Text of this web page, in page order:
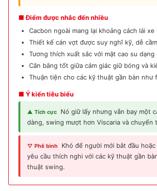
■ Điểm được nhắc đến nhiều
Cacbon ngoài mang lại khoảng cách lái
Thiết kế cán vợt được suy nghĩ kỹ, dễ
Tương thích xuất sắc với mặt cao su dạng
Cân bằng tốt giữa cảm giác giữ bóng và
Thuận tiện cho các kỹ thuật gần bàn như
■ Ý kiến tiêu biểu
▲ Tích cực
Nó giữ lấy nhưng vẫn bay một
dàng, swing mượt hơn Viscaria và chuyển
▽ Phê bình
Khó để người mới bắt đầu
yêu cầu thích nghi với các kỹ thuật gần
thuật swing.